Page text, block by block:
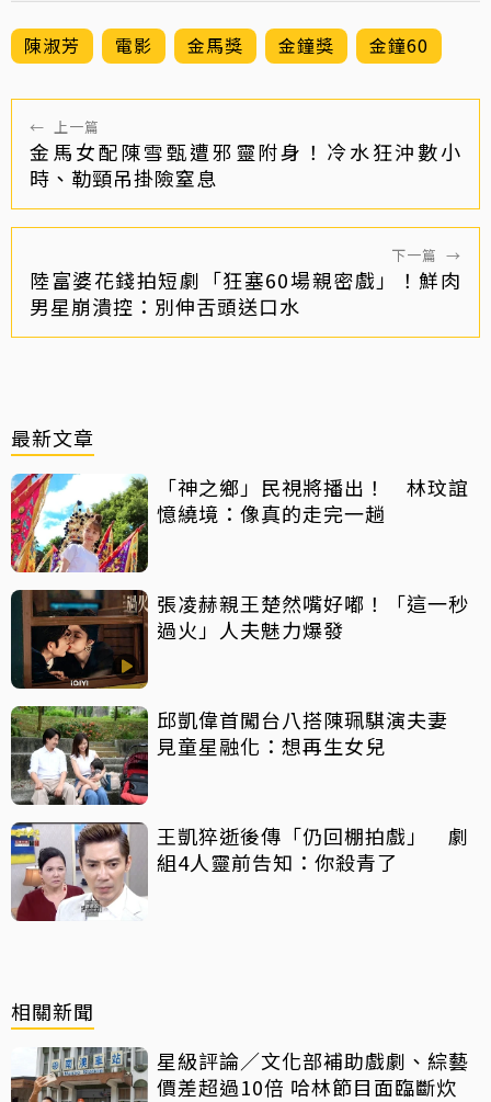
陳淑芳 電影 金馬獎 金鐘獎 金鐘60
← 上一篇
金馬女配陳雪甄遭邪靈附身！冷水狂沖數小
時、勒頸吊掛險窒息
下一篇 →
陸富婆花錢拍短劇「狂塞60場親密戲」！鮮肉
男星崩潰控：別伸舌頭送口水
最新文章
「神之鄉」民視將播出！ 林玟誼
憶繞境：像真的走完一趟
張凌赫親王楚然嘴好嘟！「這一秒
過火」人夫魅力爆發
邱凱偉首闖台八搭陳珮騏演夫妻
見童星融化：想再生女兒
王凱猝逝後傳「仍回棚拍戲」 劇
組4人靈前告知：你殺青了
相關新聞
星級評論／文化部補助戲劇、綜藝
價差超過10倍 哈林節目面臨斷炊